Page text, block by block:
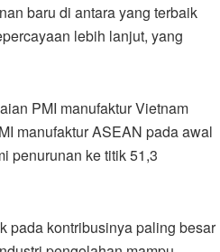
baru di antara yang terbaik
lebih lanjut, yang
PMI manufaktur Vietnam
manufaktur ASEAN pada awal
penurunan ke titik 51,3
pada kontribusinya paling besar